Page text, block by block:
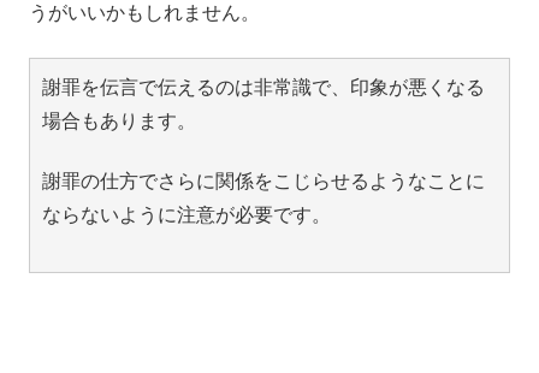
うがいいかもしれません。
謝罪を伝言で伝えるのは非常識で、印象が悪くなる
場合もあります。
謝罪の仕方でさらに関係をこじらせるようなことに
ならないように注意が必要です。